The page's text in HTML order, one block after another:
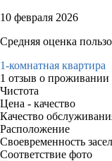
10 февраля 2026
Средняя оценка
1-комнатная квартира
1 отзыв о проживании
Чистота
Цена - качество
Качество
Расположение
Своевременность
Соответствие фото